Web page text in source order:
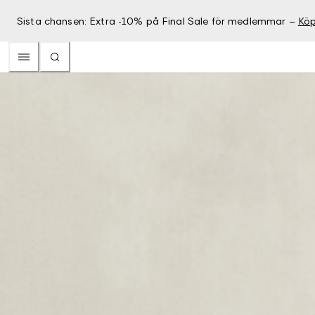
Sista chansen: Extra -10% på Final Sale för medlemmar –